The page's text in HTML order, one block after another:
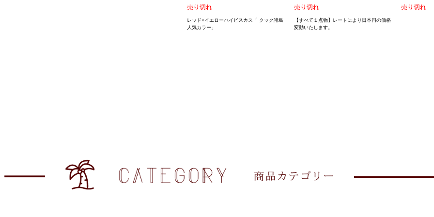
売り切れ
レッド×イエローハイビスカス「 クック諸島
人気カラー」
売り切れ
【すべて１点物】レートにより日本円の価格
変動いたします。
売り切れ